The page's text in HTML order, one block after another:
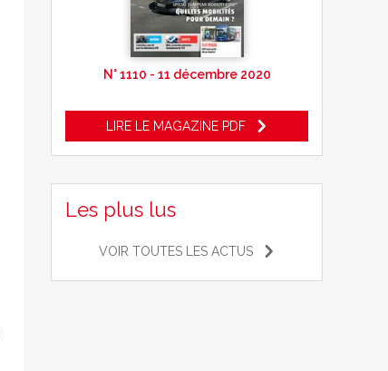
N° 1110 - 11 décembre 2020
LIRE LE MAGAZINE PDF
Les plus lus
VOIR TOUTES LES ACTUS